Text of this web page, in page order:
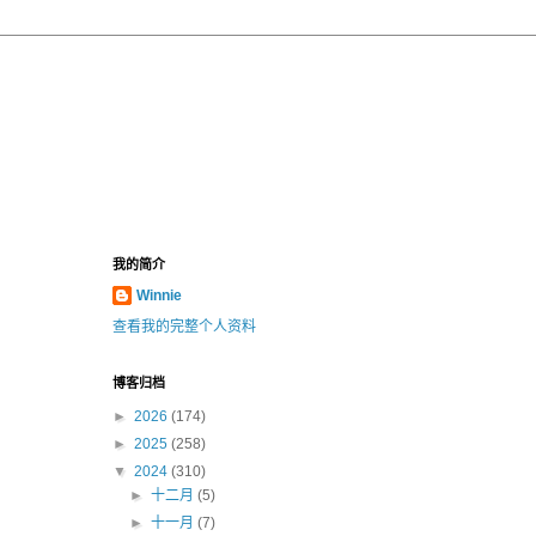
我的简介
Winnie
查看我的完整个人资料
博客归档
► 2026 (174)
► 2025 (258)
▼ 2024 (310)
►十二月(5)
►十一月(7)